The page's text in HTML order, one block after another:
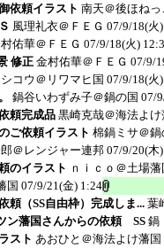
依頼イラスト 南天＠後ほね
風理礼衣＠ＦＥＧ 07/9/18(火
佑華＠ＦＥＧ 07/9/18(火)
修正 金村佑華＠ＦＥＧ 07/9/
シコウ＠リワマヒ国 07/9/18(火
鍋谷いわずみ子＠鍋の国 07/
頼完成品 黒崎克哉＠海法よけ
ご依頼イラスト 棉鍋ミサ＠鍋
＠レンジャー連邦 07/9/20(木
のイラスト ｎｉｃｏ＠土場藩
国 07/9/21(金) 1:24
頼（SS自由枠）完成しま... 葉
ン藩国さんからの依頼 SS 鍋
スト あおひと＠海法よけ藩国